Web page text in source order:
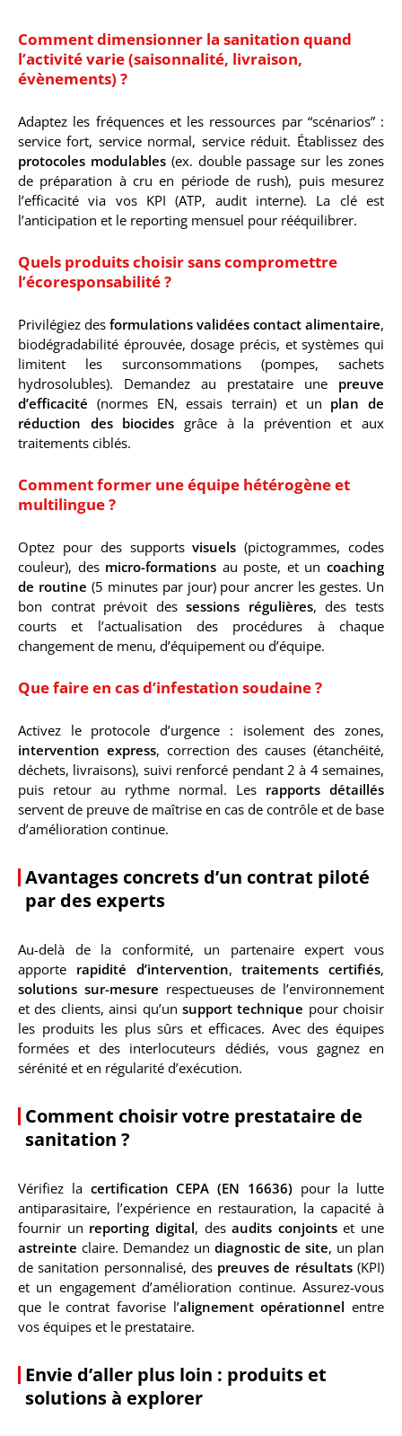
Comment dimensionner la sanitation quand
l’activité varie (saisonnalité, livraison,
évènements) ?
Adaptez les fréquences et les ressources par “scénarios” :
service fort, service normal, service réduit. Établissez des
protocoles modulables(ex. double passage sur les zones
de préparation à cru en période de rush), puis mesurez
l’efficacité via vos KPI (ATP, audit interne). La clé est
l’anticipation et le reporting mensuel pour rééquilibrer.
Quels produits choisir sans compromettre
l’écoresponsabilité ?
Privilégiez des formulations validées contact alimentaire,
biodégradabilité éprouvée, dosage précis, et systèmes qui
limitent les surconsommations (pompes, sachets
hydrosolubles). Demandez au prestataire une preuve
d’efficacité (normes EN, essais terrain) et un plan de
réduction des biocides grâce à la prévention et aux
traitements ciblés.
Comment former une équipe hétérogène et
multilingue ?
Optez pour des supportsvisuels (pictogrammes, codes
couleur), des micro-formations au poste, et uncoaching
de routine (5 minutes par jour) pour ancrer les gestes. Un
bon contrat prévoit dessessions régulières, des tests
courts et l’actualisation des procédures à chaque
changement de menu, d’équipement ou d’équipe.
Que faire en cas d’infestation soudaine ?
Activez le protocole d’urgence : isolement des zones,
intervention express, correction des causes (étanchéité,
déchets, livraisons), suivi renforcé pendant 2 à 4 semaines,
puis retour au rythme normal. Les rapports détaillés
servent de preuve de maîtrise en cas de contrôle et de base
d’amélioration continue.
Avantages concrets d’un contrat piloté
par des experts
Au-delà de la conformité, un partenaire expert vous
apporte rapidité d’intervention,traitements certifiés,
solutions sur-mesure respectueuses de l’environnement
et des clients, ainsi qu’un support technique pour choisir
les produits les plus sûrs et efficaces. Avec des équipes
formées et des interlocuteurs dédiés, vous gagnez en
sérénité et en régularité d’exécution.
Comment choisir votre prestataire de
sanitation ?
Vérifiez la certification CEPA (EN 16636)pour la lutte
antiparasitaire, l’expérience en restauration, la capacité à
fournir un reporting digital, desaudits conjointset une
astreinte claire. Demandez un diagnostic de site, un plan
de sanitation personnalisé, des preuves de résultats(KPI)
et un engagement d’amélioration continue. Assurez-vous
que le contrat favorise l’alignement opérationnel entre
vos équipes et le prestataire.
Envie d’aller plus loin : produits et
solutions à explorer